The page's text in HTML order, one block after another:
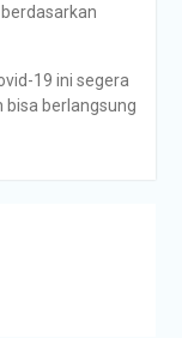
19 ini segera
bisa berlangsung